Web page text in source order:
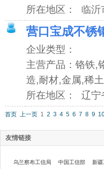
所在地区： 临沂
营口宝成不锈
企业类型：
主营产品：铬铁,
造,耐材,金属,稀
所在地区： 辽宁
首页 上一页 1 2 3 4 5 6 7 8 9
友情链接
乌兰察布工信局 中国工信部 新